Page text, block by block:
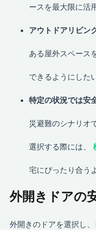
ースを最大限に活
アウトドアリビン
ある屋外スペース
できるようにしたい
特定の状況では安
災避難のシナリオ
選択する際には、
宅にぴったり合う
外開きドアの
外開きのドアを選択し